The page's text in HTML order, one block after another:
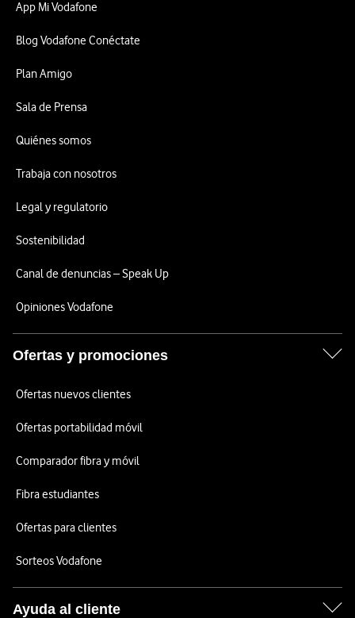
App Mi Vodafone
Blog Vodafone Conéctate
Plan Amigo
Sala de Prensa
Quiénes somos
Trabaja con nosotros
Legal y regulatorio
Sostenibilidad
Canal de denuncias – Speak Up
Opiniones Vodafone
Ofertas y promociones
Ofertas nuevos clientes
Ofertas portabilidad móvil
Comparador fibra y móvil
Fibra estudiantes
Ofertas para clientes
Sorteos Vodafone
Ayuda al cliente